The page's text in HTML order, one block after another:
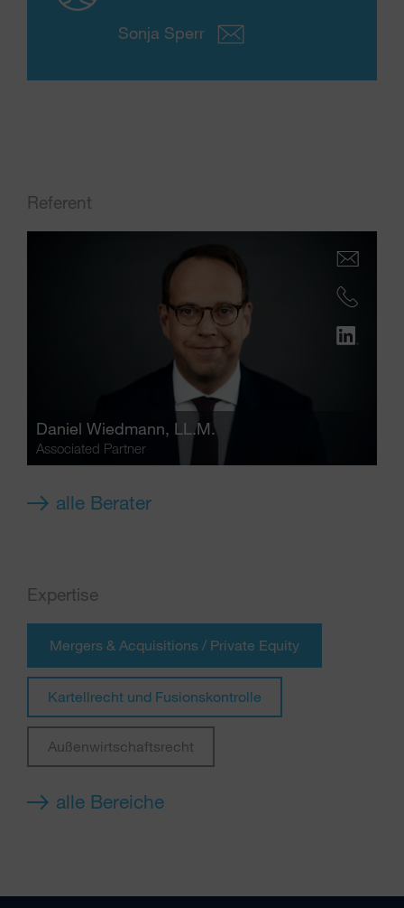
Sonja Sperr
Referent
Daniel Wiedmann, LL.M.
Associated Partner
alle Berater
Expertise
Mergers & Acquisitions / Private Equity
Kartellrecht und Fusionskontrolle
Außenwirtschaftsrecht
alle Bereiche